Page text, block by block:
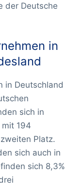
der Deutsche
in
in Deutschland
sich in
194
Platz.
sich auch in
sich 8,3%